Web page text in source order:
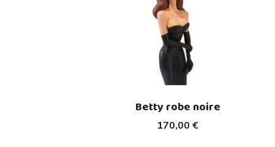
170,00 €
Betty robe noire